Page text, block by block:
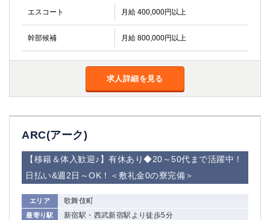
エスコート 月給 400,000円以上
幹部候補 月給 800,000円以上
求人詳細を見る
ARC(アーク)
【移籍＆体入歓迎♪】有休あり◆20～50代まで活躍中！
日払い&週2日～OK！＜敷礼金0の寮完備＞
エリア 歌舞伎町
最寄り駅 新宿駅・西武新宿駅より徒歩5分